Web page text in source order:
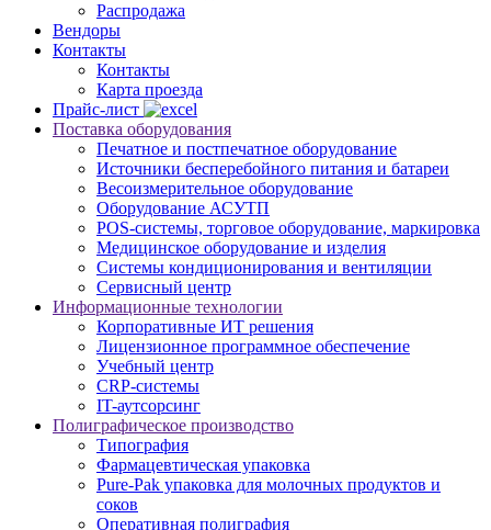
Раcпродажа
Вендоры
Контакты
Контакты
Карта проезда
Прайс-лист
Поставка оборудования
Печатное и постпечатное оборудование
Источники бесперебойного питания и батареи
Весоизмерительное оборудование
Оборудование АСУТП
POS-системы, торговое оборудование, маркировка
Медицинское оборудование и изделия
Системы кондиционирования и вентиляции
Сервисный центр
Информационные технологии
Корпоративные ИТ решения
Лицензионное программное обеспечение
Учебный центр
CRP-системы
IT-аутсорсинг
Полиграфическое производство
Типография
Фармацевтическая упаковка
Pure-Pak упаковка для молочных продуктов и
соков
Оперативная полиграфия